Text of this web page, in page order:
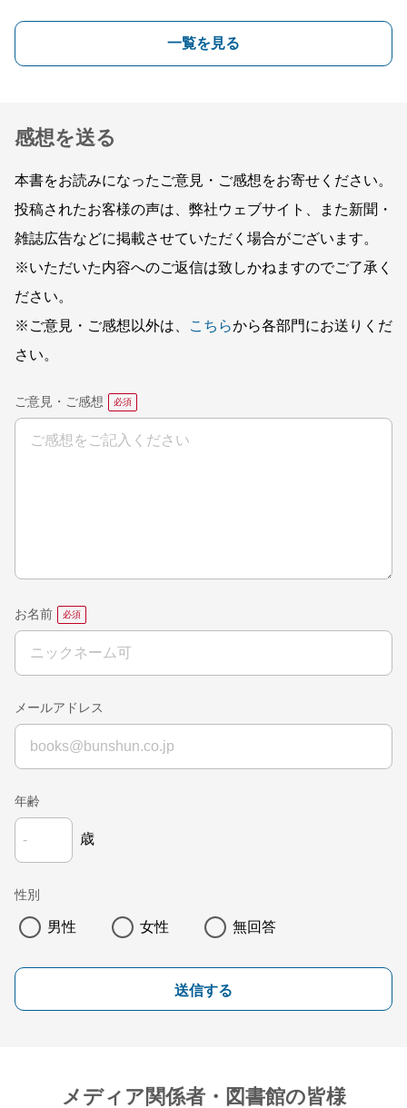
一覧を見る
感想を送る
本書をお読みになったご意見・ご感想をお寄せください。
投稿されたお客様の声は、弊社ウェブサイト、また新聞・
雑誌広告などに掲載させていただく場合がございます。
※いただいた内容へのご返信は致しかねますのでご了承く
ださい。
※ご意見・ご感想以外は、
こちらから各部門にお送りくだ
さい。
ご意見・ご感想
お名前
メールアドレス
年齢
歳
性別
男性 女性 無回答
送信する
メディア関係者・図書館の皆様